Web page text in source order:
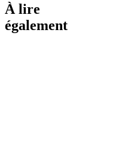
À lire
également